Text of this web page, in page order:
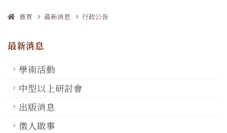
首頁 最新消息 行政公告
最新消息
學術活動
中型以上研討會
出版消息
徵人啟事